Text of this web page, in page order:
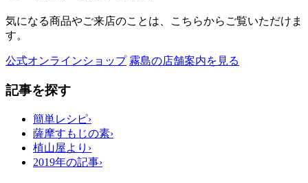
気になる商品やご来店のことは、こちらからご覧いただけま
す。
公式オンラインショップ 霧島の店舗案内を見る
記事を探す
簡単レシピ›
薩摩すもじの素›
植山屋より ›
2019年の記事›